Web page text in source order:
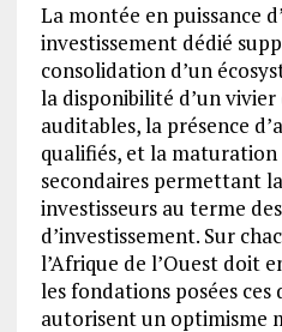
La montée en puissance
investissement dédié
consolidation d’un
la disponibilité d’un vivier
auditables, la présence
qualifiés, et la maturation
secondaires permettant
investisseurs au terme
d’investissement. Sur
l’Afrique de l’Ouest doit
les fondations posées ces
autorisent un optimisme